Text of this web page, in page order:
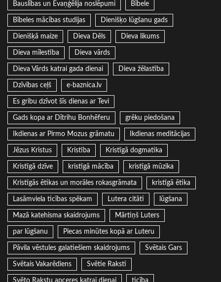
Bauslības un Evaņģēlija noslēpumi Bībele
Bībeles mācības studijas Dienišķo lūgšanu gads
Dienišķā maize Dieva Dēls Dieva likums
Dieva mīlestība Dieva vārds
Dieva Vārds katrai gada dienai Dieva žēlastība
Dzīvības ceļš e-baznica.lv
Es gribu dzīvot šīs dienas ar Tevi
Gads kopa ar Dītrihu Bonhēferu grēku piedošana
Ikdienas ar Pirmo Mozus grāmatu Ikdienas meditācijas
Jēzus Kristus Kristība Kristīgā dogmatika
Kristīgā dzīve kristīgā mācība kristīgā mūzika
Kristīgās ētikas un morāles rokasgrāmata kristīgā ētika
Lasāmviela ticības spēkam Lutera citāti lūgšana
Mazā katehisma skaidrojums Mārtiņš Luters
par lūgšanu Piecas minūtes kopā ar Luteru
Pāvila vēstules galatiešiem skaidrojums Svētais Gars
Svētais Vakarēdiens Svētie Raksti
Svēto Rakstu apceres katrai dienai ticība